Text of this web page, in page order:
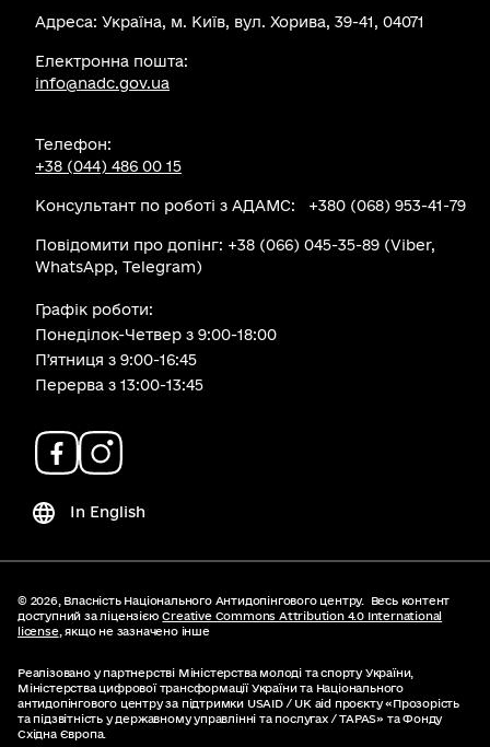
Графік роботи:
Понеділок-Четвер з 9:00-18:00
Пʼятниця з 9:00-16:45
Перерва з 13:00-13:45
Адреса: Україна, м. Київ, вул. Хорива, 39-41, 04071
Електронна пошта:
info@nadc.gov.ua
Телефон:
+38 (044) 486 00 15
Консультант по роботі з АДАМС: +380 (068) 953-41-79
Повідомити про допінг: +38 (066) 045-35-89 (Viber,
WhatsApp, Telegram)
In English
© 2026, Власність Національного Антидопінгового центру.
Весь контент
доступний за ліцензієюCreative Commons Attribution 4.0 International
license, якщо не зазначено інше
Реалізовано у партнерстві Міністерства молоді та спорту України,
Міністерства цифрової трансформації України та Національного
антидопінгового центру за підтримки USAID / UK aid проєкту «Прозорість
та підзвітність у державному управлінні та послугах / TAPAS» та Фонду
Східна Європа.